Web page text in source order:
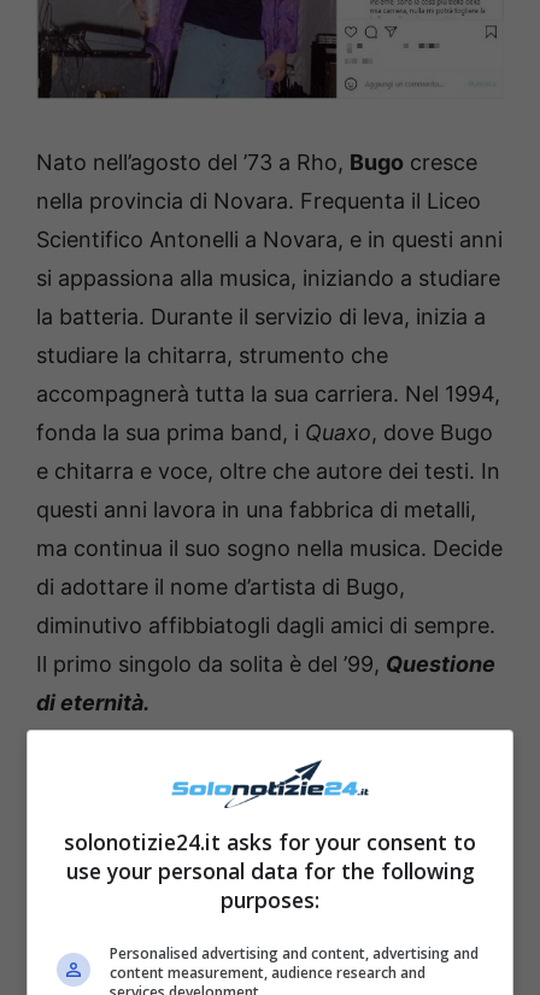
Nato nell’agosto del ’73 a Rho, Bugo cresce
nella provincia di Novara. Frequenta il Liceo
Scientifico Antonelli a Novara, e in questi anni
si appassiona alla musica, iniziando a studiare
la batteria. Durante il servizio di leva, inizia a
studiare la chitarra, strumento che
accompagnerà tutta la sua carriera. Nel 1994,
fonda la sua prima band, i Quaxo, dove Bugo
e chitarra e voce, oltre che autore dei testi. In
questi anni lavora in una fabbrica di metalli,
ma continua il suo sogno nella musica. Decide
di adottare il nome d’artista di Bugo,
diminutivo affibbiatogli dagli amici di sempre.
Il primo singolo da solita è del ’99, Questione
di eternità.
Pierpaolo Spollon saluta Che
Dio ci aiuti: la speranza dell’attore
solonotizie24.it asks for your consent to
use your personal data for the following
purposes:
Personalised advertising and content, advertising and
content measurement, audience research and